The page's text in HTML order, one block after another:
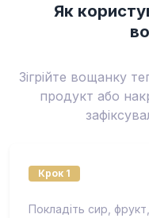
Як
Зігрійте вощанку
продукт або
Крок 1
Покладіть сир,